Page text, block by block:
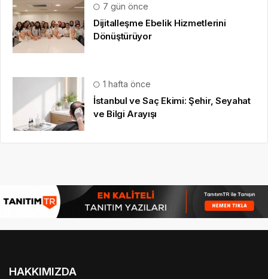
7 gün önce
Dijitalleşme Ebelik Hizmetlerini
Dönüştürüyor
1 hafta önce
İstanbul ve Saç Ekimi: Şehir, Seyahat
ve Bilgi Arayışı
HAKKIMIZDA